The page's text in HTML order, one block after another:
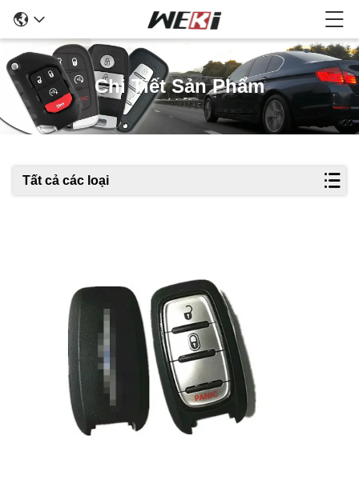
Chi Tiết Sản Phẩm
Tất cả các loại